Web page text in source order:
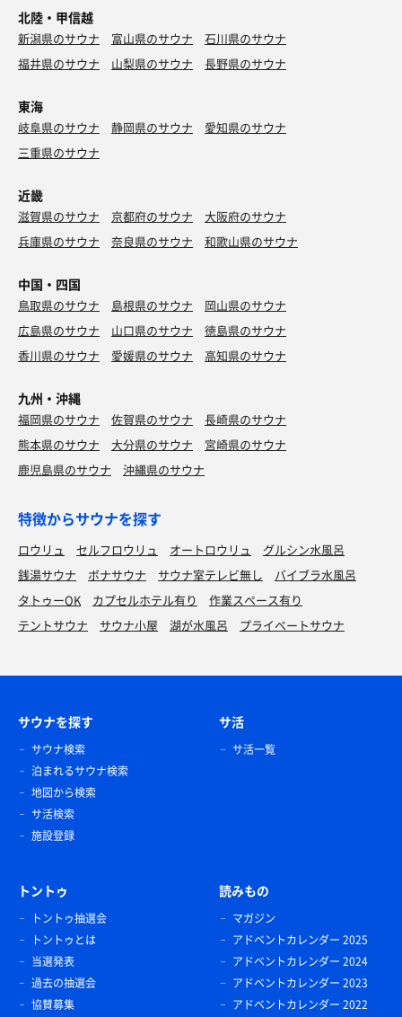
ダブルチキンカレー
北陸・甲信越
新潟県のサウナ 富山県のサウナ
石川県のサウナ
福井県のサウナ
山梨県のサウナ 長野県のサウナ
東海
岐阜県のサウナ 静岡県のサウナ
愛知県のサウナ
三重県のサウナ
近畿
滋賀県のサウナ 京都府のサウナ
大阪府のサウナ
兵庫県のサウナ
奈良県のサウナ 和歌山県のサウナ
中国・四国
鳥取県のサウナ 島根県のサウナ
岡山県のサウナ
広島県のサウナ
山口県のサウナ
徳島県のサウナ
香川県のサウナ
愛媛県のサウナ 高知県のサウナ
九州・沖縄
福岡県のサウナ 佐賀県のサウナ
長崎県のサウナ
熊本県のサウナ
大分県のサウナ
宮崎県のサウナ
鹿児島県のサウナ
沖縄県のサウナ
特徴からサウナを探す
ロウリュ セルフロウリュ オートロウリュ
グルシン水風呂
銭湯サウナ
ボナサウナ サウナ室テレビ無し
バイブラ水風呂
タトゥーOK
カプセルホテル有り
作業スペース有り
テントサウナ
サウナ小屋 湖が水風呂 プライベートサウナ
サウナを探す
サウナ検索
泊まれるサウナ検索
地図から検索
サ活検索
施設登録
サ活
サ活一覧
トントゥ
トントゥ抽選会
トントゥとは
当選発表
過去の抽選会
協賛募集
読みもの
マガジン
アドベントカレンダー 2025
アドベントカレンダー 2024
アドベントカレンダー 2023
アドベントカレンダー 2022